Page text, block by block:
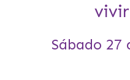
Sábado 27